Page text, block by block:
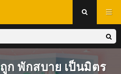
ก พักสบาย เป็นมิตร